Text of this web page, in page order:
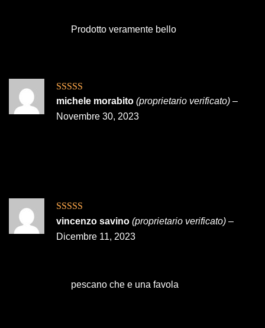
Prodotto veramente bello
Valutato4
su 5
michele morabito (proprietario verificato) –
Novembre 30, 2023
Valutato5su
5
vincenzo savino (proprietario verificato) –
Dicembre 11, 2023
pescano che e una favola